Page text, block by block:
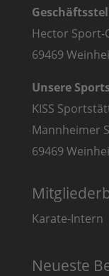
Hector Sport-
69469
Unsere
KISS
Mannheimer
69469
Karate-Intern
Neueste